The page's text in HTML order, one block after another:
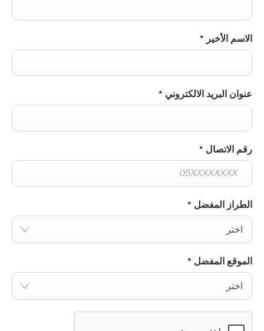
الاسم الأخير *
عنوان البريد الالكتروني *
رقم الاتصال *
الطراز المفضل *
اختر
الموقع المفضل *
اختر